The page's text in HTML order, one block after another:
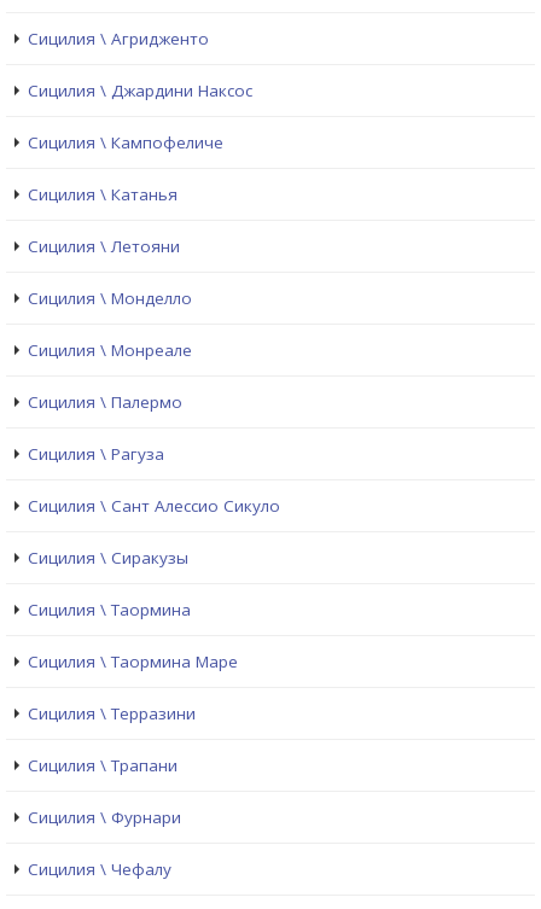
Сицилия \ Агридженто
Сицилия \ Джардини Наксос
Сицилия \ Кампофеличе
Сицилия \ Катанья
Сицилия \ Летояни
Сицилия \ Монделло
Сицилия \ Монреале
Сицилия \ Палермо
Сицилия \ Рагуза
Сицилия \ Сант Алессио Сикуло
Сицилия \ Сиракузы
Сицилия \ Таормина
Сицилия \ Таормина Маре
Сицилия \ Терразини
Сицилия \ Трапани
Сицилия \ Фурнари
Сицилия \ Чефалу